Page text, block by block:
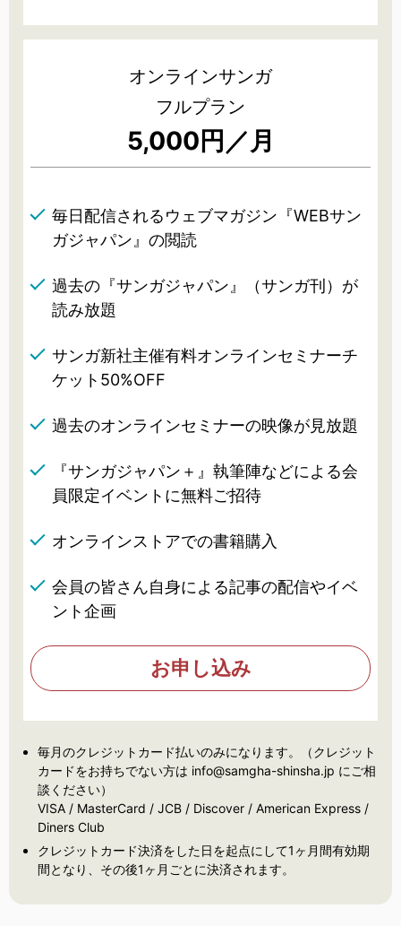
オンラインサンガ
フルプラン
5,000円／月
毎日配信されるウェブマガジン『WEBサン
ガジャパン』の閲読
過去の『サンガジャパン』（サンガ刊）が
読み放題
サンガ新社主催有料オンラインセミナーチ
ケット50%OFF
過去のオンラインセミナーの映像が見放題
『サンガジャパン＋』執筆陣などによる会
員限定イベントに無料ご招待
オンラインストアでの書籍購入
会員の皆さん自身による記事の配信やイベ
ント企画
お申し込み
毎月のクレジットカード払いのみになります。（クレジット
カードをお持ちでない方は info@samgha-shinsha.jp にご相
談ください）
VISA / MasterCard / JCB / Discover / American Express /
Diners Club
クレジットカード決済をした日を起点にして1ヶ月間有効期
間となり、その後1ヶ月ごとに決済されます。